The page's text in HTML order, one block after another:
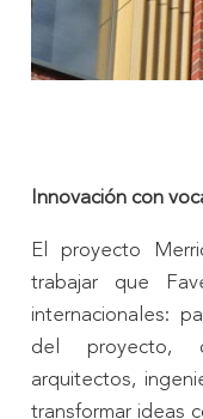
Innovación con
El proyecto
trabajar que
internacionales:
del proyecto,
arquitectos,
transformar ideas